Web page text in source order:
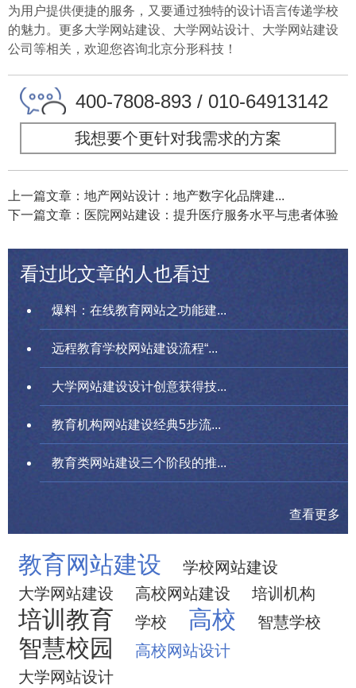
为用户提供便捷的服务，又要通过独特的设计语言传递学校
的魅力。更多大学网站建设、大学网站设计、大学网站建设
公司等相关，欢迎您咨询北京分形科技！
400-7808-893 / 010-64913142
我想要个更针对我需求的方案
上一篇文章：地产网站设计：地产数字化品牌建...
下一篇文章：医院网站建设：提升医疗服务水平与患者体验
看过此文章的人也看过
爆料：在线教育网站之功能建...
远程教育学校网站建设流程“...
大学网站建设设计创意获得技...
教育机构网站建设经典5步流...
教育类网站建设三个阶段的推...
查看更多
教育网站建设
学校网站建设
大学网站建设
高校网站建设 培训机构
培训教育 学校 高校 智慧学校
智慧校园
高校网站设计
大学网站设计